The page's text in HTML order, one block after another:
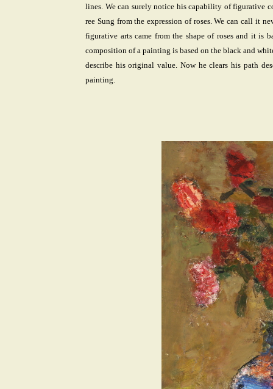
lines. We can surely notice his capability of figurative
ree Sung from the expression of roses. We can call it
figurative arts came from the shape of roses and it is
composition of a painting is based on the black and
describe his original value. Now he clears his path
painting.